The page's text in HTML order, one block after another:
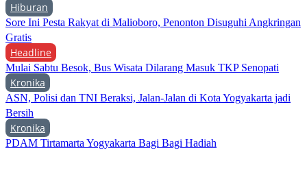
Hiburan
Sore Ini Pesta Rakyat di Malioboro, Penonton Disuguhi Angkringan
Gratis
Headline
Mulai Sabtu Besok, Bus Wisata Dilarang Masuk TKP Senopati
Kronika
ASN, Polisi dan TNI Beraksi, Jalan-Jalan di Kota Yogyakarta jadi
Bersih
Kronika
PDAM Tirtamarta Yogyakarta Bagi Bagi Hadiah